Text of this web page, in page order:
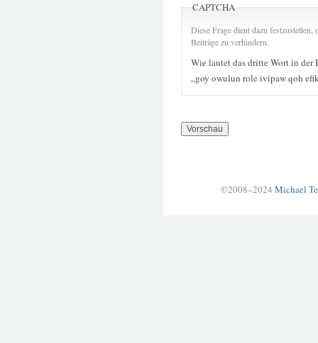
CAPTCHA
Diese Frage dient dazu
Beiträge zu verhindern.
Wie lautet das dritte Wort in der
„goy owulun role ivipaw qoh
©2008–2024 Michael